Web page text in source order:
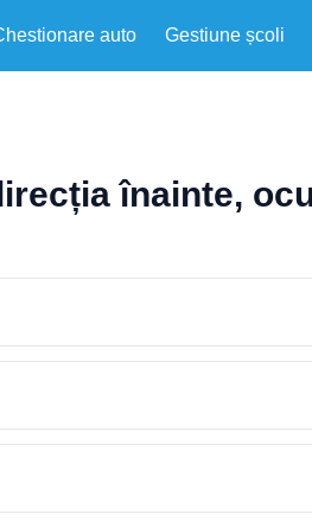
auto Gestiune școli
înainte,